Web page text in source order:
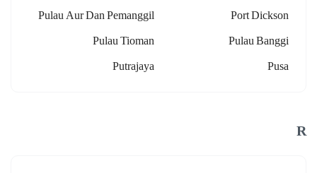
Port Dickson
Pulau Aur Dan Pemanggil
Pulau Banggi
Pulau Tioman
Pusa
Putrajaya
R